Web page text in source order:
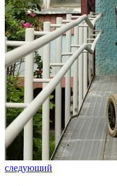
следующий